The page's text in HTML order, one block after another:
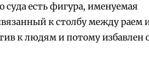
есть фигура, именуемая
к столбу между раем
к людям и потому избавлен